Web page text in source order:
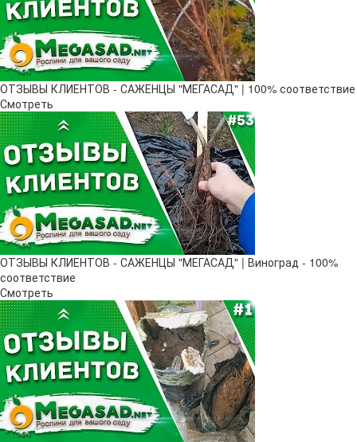
ОТЗЫВЫ КЛИЕНТОВ - САЖЕНЦЫ "МЕГАСАД" | 100% соответствие
Смотреть
ОТЗЫВЫ КЛИЕНТОВ - САЖЕНЦЫ "МЕГАСАД" | Виноград - 100%
соответствие
Смотреть